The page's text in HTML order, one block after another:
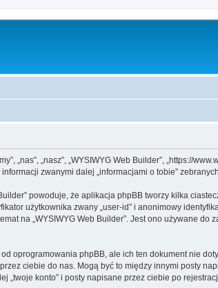
„nasz”, „WYSIWYG Web Builder”, „https://
informacji zwanymi dalej „informacjami o tobie”
powoduje, że aplikacja phpBB tworzy kilka
użytkownika zwany „user-id” i anonimowy
na „WYSIWYG Web Builder”. Jest ono używane do
oprogramowania phpBB, ale ich ten dokument nie
ciebie do nas. Mogą być to między innymi posty
„twoje konto” i posty napisane przez ciebie po